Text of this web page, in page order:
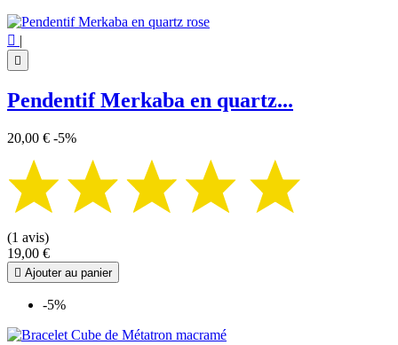
 |

Pendentif Merkaba en quartz...
20,00 € -5%
(1 avis)
19,00 €
 Ajouter au panier
-5%